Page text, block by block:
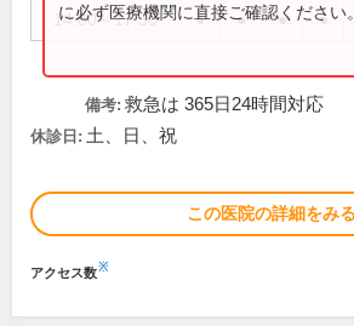
14:00～17:30 ● ● ● ●
に必ず医療機関に直接ご確認ください。
備考: 救急は 365日24時間対応
休診日: 土、日、祝
この医院の詳細をみる
アクセス数※